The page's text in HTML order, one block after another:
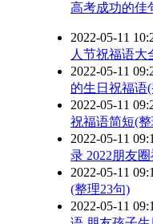
高考成功的佳
2022-05-11
人节祝福语大
2022-05-11
的生日祝福语
2022-05-11
祝福语简短(
2022-05-11
录 2022朋友
2022-05-11
(整理23句)
2022-05-11